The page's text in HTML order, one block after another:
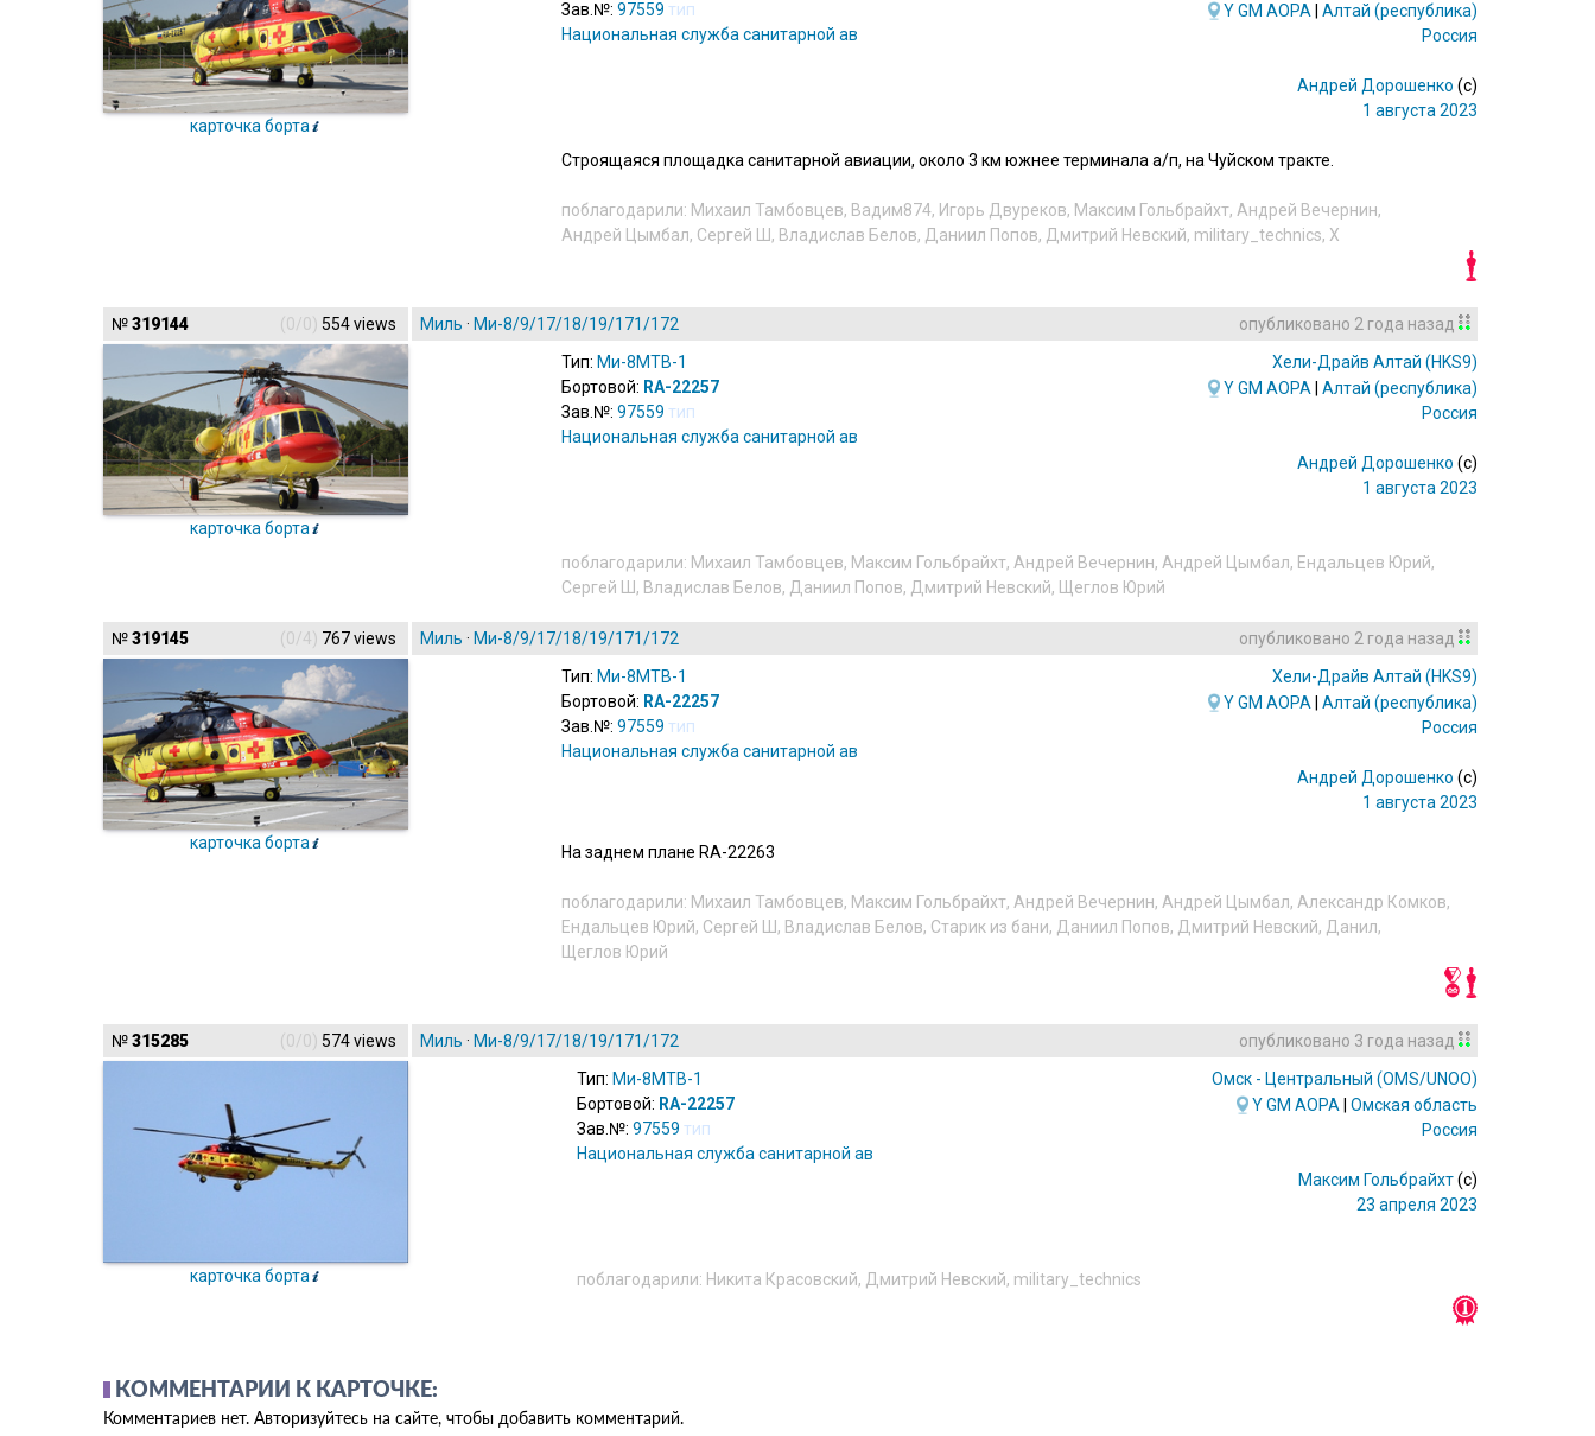
карточка борта
Зав.№: 97559 тип
Национальная служба санитарной авиации
YGM AOPA
Алтай (республика)
Россия
Андрей Дорошенко (c)
1 августа 2023
Строящаяся площадка санитарной авиации, около 3 км южнее терминала а/п, на Чуйском тракте.
поблагодарили: Михаил Тамбовцев, Вадим874, Игорь Двуреков, Максим Гольбрайхт, Андрей Вечернин,
Андрей Цымбал, Сергей Ш , Владислав Белов, Даниил Попов, Дмитрий Невский, military_technics, X
№319144 (0/0) 554 views Миль · Ми-8/9/17/18/19/171/172 опубликовано 2 года назад
карточка борта
Тип: Ми-8МТВ-1
Бортовой: RA-22257
Зав.№: 97559 тип
Национальная служба санитарной авиации
Хели-Драйв Алтай (HKS9)
YGM AOPA
Алтай (республика)
Россия
Андрей Дорошенко (c)
1 августа 2023
поблагодарили: Михаил Тамбовцев, Максим Гольбрайхт, Андрей Вечернин, Андрей Цымбал, Ендальцев Юрий,
Сергей Ш , Владислав Белов, Даниил Попов, Дмитрий Невский, Щеглов Юрий
№319145 (0/4) 767 views Миль · Ми-8/9/17/18/19/171/172 опубликовано 2 года назад
карточка борта
Тип: Ми-8МТВ-1
Бортовой: RA-22257
Зав.№: 97559 тип
Национальная служба санитарной авиации
Хели-Драйв Алтай (HKS9)
YGM AOPA
Алтай (республика)
Россия
Андрей Дорошенко (c)
1 августа 2023
На заднем плане RA-22263
поблагодарили: Михаил Тамбовцев, Максим Гольбрайхт, Андрей Вечернин, Андрей Цымбал, Александр Комков,
Ендальцев Юрий, Сергей Ш , Владислав Белов, Старик из бани, Даниил Попов, Дмитрий Невский, Данил,
Щеглов Юрий
№315285 (0/0) 574 views Миль · Ми-8/9/17/18/19/171/172 опубликовано 3 года назад
карточка борта
Тип: Ми-8МТВ-1
Бортовой: RA-22257
Зав.№: 97559 тип
Национальная служба санитарной авиации
Омск - Центральный (OMS/UNOO)
YGM AOPA
Омская область
Россия
Максим Гольбрайхт(c)
23 апреля 2023
поблагодарили: Никита Красовский, Дмитрий Невский, military_technics
КОММЕНТАРИИ К КАРТОЧКЕ:
Комментариев нет. Авторизуйтесь на сайте, чтобы добавить комментарий.